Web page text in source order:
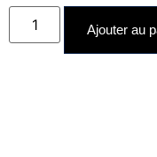
Ajouter au